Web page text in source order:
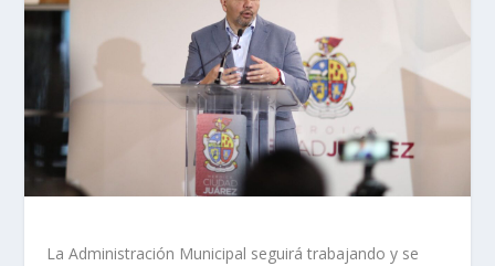
La Administración Municipal seguirá trabajando y se